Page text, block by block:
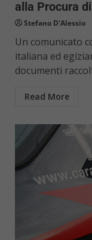
alla Procura
Stefano D'Alessio
Un comunicato
italiana ed
documenti
Read More